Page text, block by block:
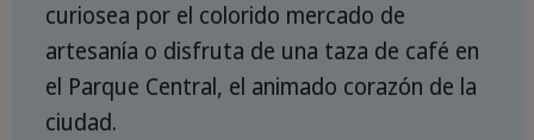
curiosea por el colorido mercado de
artesanía o disfruta de una taza de café en
el Parque Central, el animado corazón de la
ciudad.